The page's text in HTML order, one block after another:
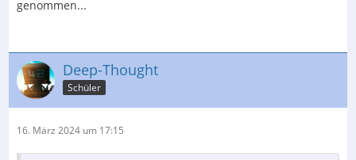
genommen...
Deep-Thought
Schüler
16. März 2024 um 17:15